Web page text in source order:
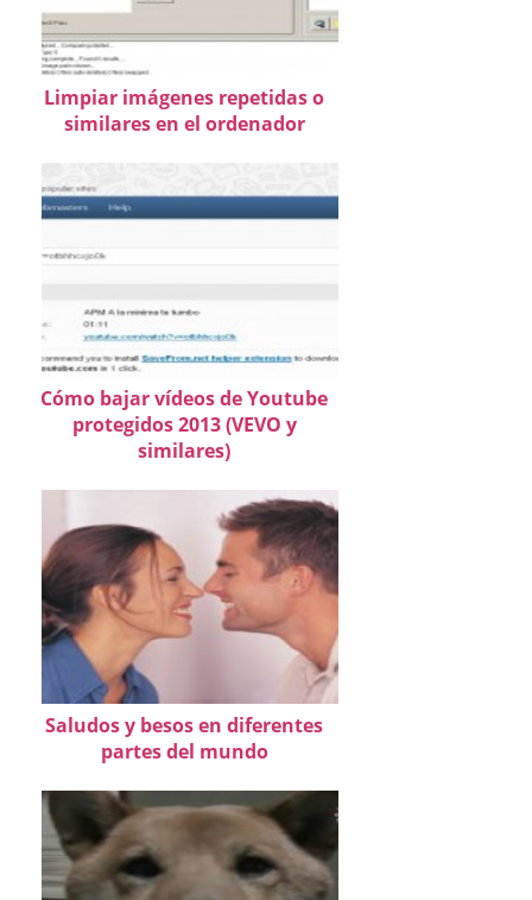
Limpiar imágenes repetidas o
similares en el ordenador
Cómo bajar vídeos de Youtube
protegidos 2013 (VEVO y
similares)
Saludos y besos en diferentes
partes del mundo